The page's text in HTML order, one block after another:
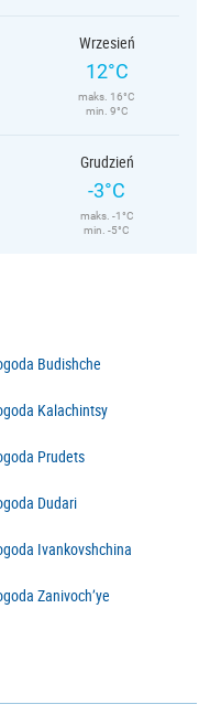
Wrzesień
12°C
maks. 16°C
min. 9°C
Grudzień
-3°C
maks. -1°C
min. -5°C
Budishche
Kalachintsy
Prudets
Dudari
Ivankovshchina
Zanivoch’ye